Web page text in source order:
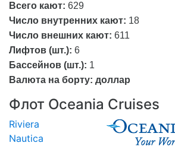
Всего кают: 629
Число внутренних кают: 18
Число внешних кают: 611
Лифтов (шт.): 6
Бассейнов (шт.): 1
Валюта на борту: доллар
Флот Oceania Cruises
Riviera
Nautica